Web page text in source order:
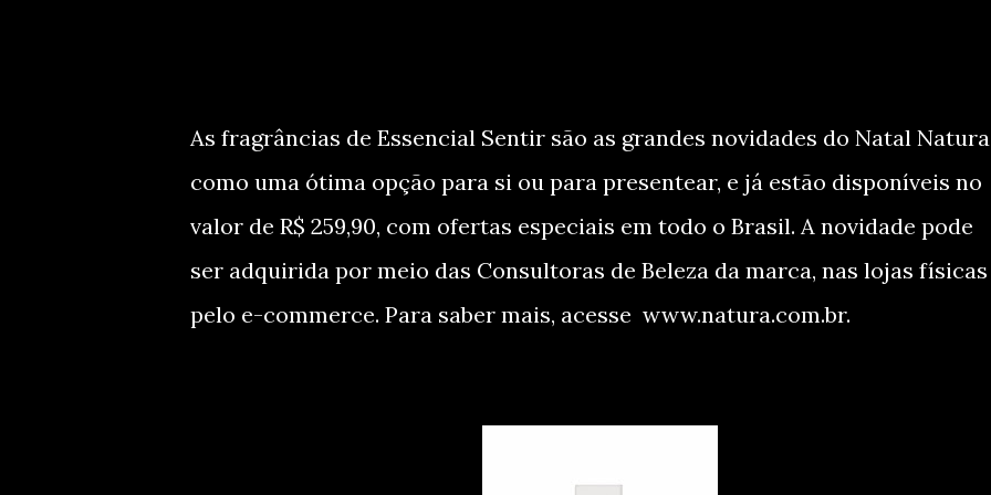
As fragrâncias de Essencial Sentir são as grandes novidades do Natal
como uma ótima opção para si ou para presentear, e já estão disponíveis no
valor de R$ 259,90, com ofertas especiais em todo o Brasil. A novidade pode
ser adquirida por meio das Consultoras de Beleza da marca, nas lojas físicas
pelo e-commerce. Para saber mais, acesse www.natura.com.br.